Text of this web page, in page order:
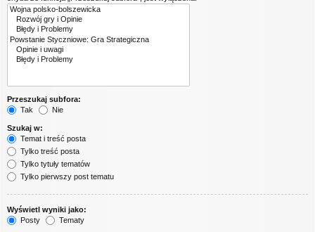
Przeszukaj subfora:
Tak
Nie
Szukaj w:
Temat i treść posta
Tylko treść posta
Tylko tytuły tematów
Tylko pierwszy post tematu
Wyświetl wyniki jako:
Posty
Tematy